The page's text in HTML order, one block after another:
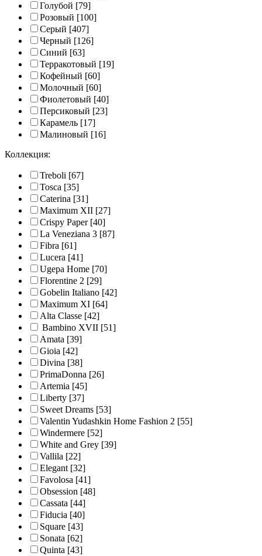
Голубой [79]
Розовый [100]
Серый [407]
Черный [126]
Синий [63]
Терракотовый [19]
Кофейный [60]
Молочный [60]
Фиолетовый [40]
Персиковый [23]
Карамель [17]
Малиновый [16]
Коллекция:
Treboli [67]
Tosca [35]
Caterina [31]
Maximum XII [27]
Crispy Paper [40]
La Veneziana 3 [87]
Fibra [61]
Lucera [41]
Ugepa Home [70]
Florentine 2 [29]
Gobelin Italiano [42]
Maximum XI [64]
Alta Classe [42]
Bambino XVII [51]
Amata [39]
Gioia [42]
Divina [38]
PrimaDonna [26]
Artemia [45]
Liberty [37]
Sweet Dreams [53]
Valentin Yudashkin Home Fashion 2 [55]
Windermere [52]
White and Grey [39]
Vallila [22]
Elegant [32]
Favolosa [41]
Obsession [48]
Cassata [44]
Fiducia [40]
Square [43]
Sonata [62]
Quinta [43]